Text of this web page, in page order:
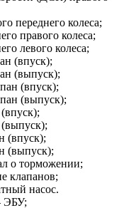
переднего колеса;
правого колеса;
левого колеса;
(впуск);
(выпуск);
(впуск);
(выпуск);
(впуск);
(выпуск);
о торможении;
клапанов;
насос.
ЭБУ;